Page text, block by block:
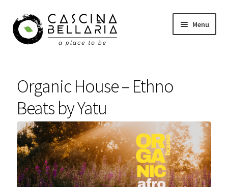
Vai
alla
navigazione
Vai
al
contenuto
Menu
Eventi
Corsi
Wellness
Carrello
Organic House – Ethno
Beats by Yatu